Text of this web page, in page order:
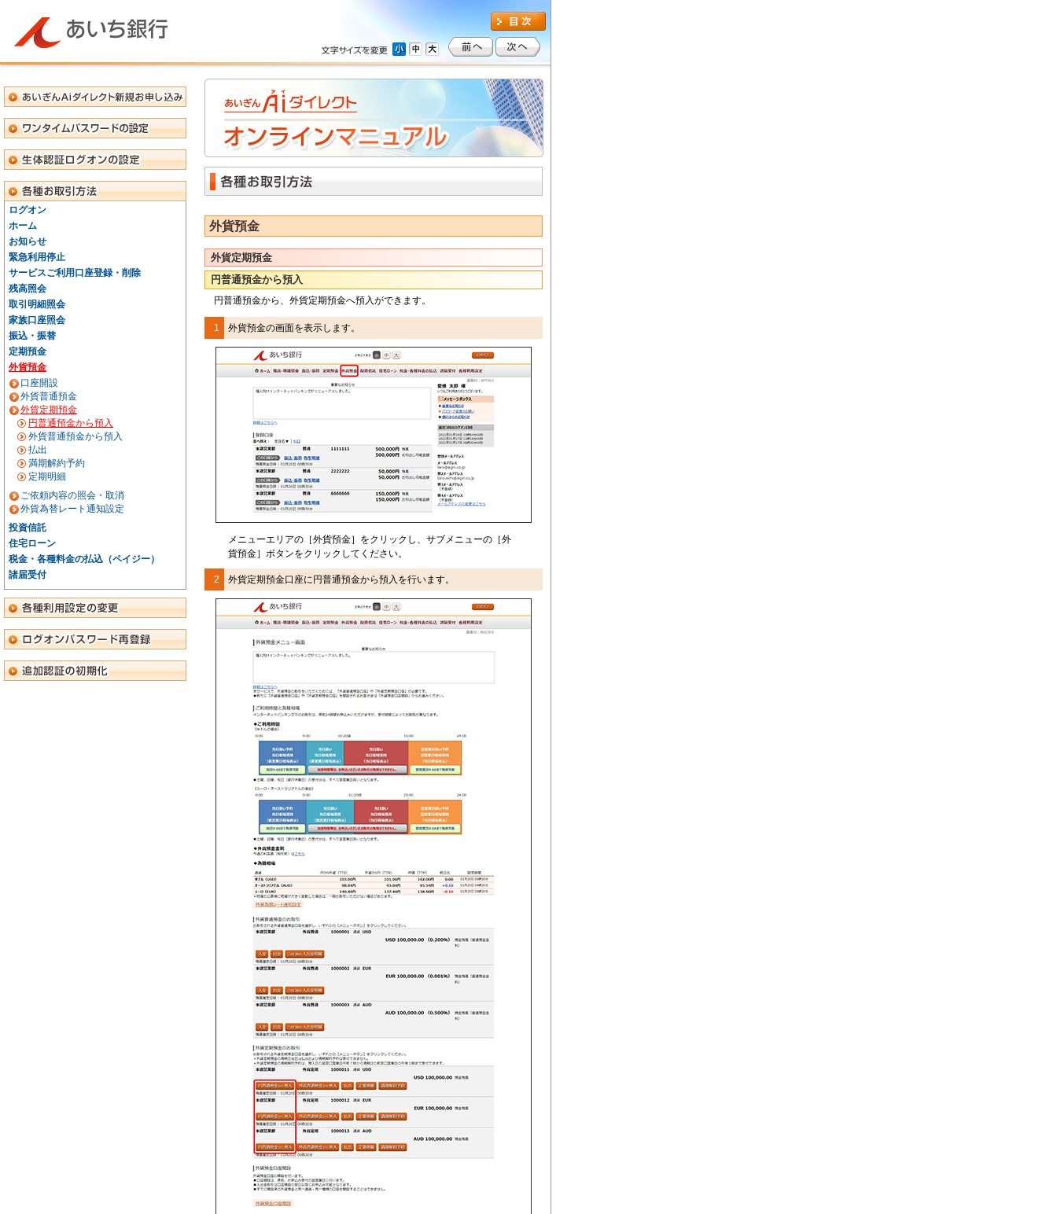
ログオン
ホーム
お知らせ
緊急利用停止
サービスご利用口座登録・削除
残高照会
取引明細照会
家族口座照会
振込・振替
定期預金
外貨預金
口座開設
外貨普通預金
外貨定期預金
円普通預金から預入
外貨普通預金から預入
払出
満期解約予約
定期明細
ご依頼内容の照会・取消
外貨為替レート通知設定
投資信託
住宅ローン
税金・各種料金の払込（ペイジー）
諸届受付
外貨預金
外貨定期預金
円普通預金から預入
円普通預金から、外貨定期預金へ預入ができます。
1 外貨預金の画面を表示します。
メニューエリアの［外貨預金］をクリックし、サブメニューの［外
貨預金］ボタンをクリックしてください。
2 外貨定期預金口座に円普通預金から預入を行います。